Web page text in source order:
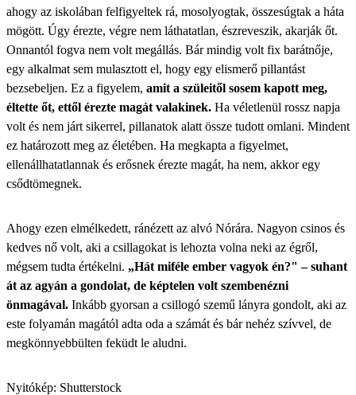
ahogy az iskolában felfigyeltek rá, mosolyogtak, összesúgtak a háta
mögött. Úgy érezte, végre nem láthatatlan, észreveszik, akarják őt.
Onnantól fogva nem volt megállás. Bár mindig volt fix barátnője,
egy alkalmat sem mulasztott el, hogy egy elismerő pillantást
bezsebeljen. Ez a figyelem, amit a szüleitől sosem kapott meg,
éltette őt, ettől érezte magát valakinek. Ha véletlenül rossz napja
volt és nem járt sikerrel, pillanatok alatt össze tudott omlani. Mindent
ez határozott meg az életében. Ha megkapta a figyelmet,
ellenállhatatlannak és erősnek érezte magát, ha nem, akkor egy
csődtömegnek.
Ahogy ezen elmélkedett, ránézett az alvó Nórára. Nagyon csinos és
kedves nő volt, aki a csillagokat is lehozta volna neki az égről,
mégsem tudta értékelni. „Hát miféle ember vagyok én?" – suhant
át az agyán a gondolat, de képtelen volt szembenézni
önmagával. Inkább gyorsan a csillogó szemű lányra gondolt, aki az
este folyamán magától adta oda a számát és bár nehéz szívvel, de
megkönnyebbülten feküdt le aludni.
Nyitókép: Shutterstock